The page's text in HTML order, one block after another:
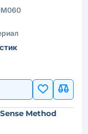
M060
Method